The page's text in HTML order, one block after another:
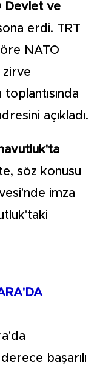
Devlet ve
erdi. TRT
NATO
zirve
açıkladı.
söz konusu
imza
başarılı